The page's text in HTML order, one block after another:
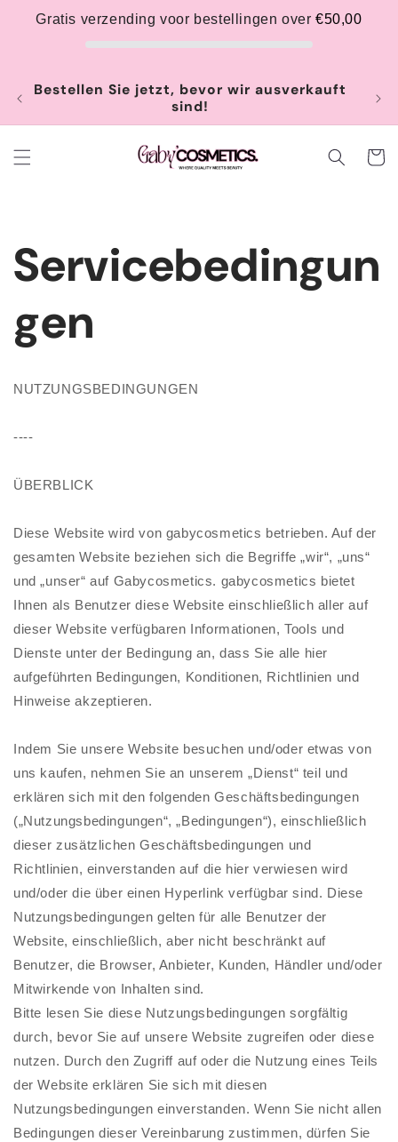
Gratis verzending voor bestellingen over €50,00
zum
Bestellen Sie jetzt, bevor wir ausverkauft
sind!
Servicebedingun
gen
NUTZUNGSBEDINGUNGEN
----
ÜBERBLICK
Diese Website wird von gabycosmetics betrieben. Auf der
gesamten Website beziehen sich die Begriffe „wir“, „uns“
und „unser“ auf Gabycosmetics. gabycosmetics bietet
Ihnen als Benutzer diese Website einschließlich aller auf
dieser Website verfügbaren Informationen, Tools und
Dienste unter der Bedingung an, dass Sie alle hier
aufgeführten Bedingungen, Konditionen, Richtlinien und
Hinweise akzeptieren.
Indem Sie unsere Website besuchen und/oder etwas von
uns kaufen, nehmen Sie an unserem „Dienst“ teil und
erklären sich mit den folgenden Geschäftsbedingungen
(„Nutzungsbedingungen“, „Bedingungen“), einschließlich
dieser zusätzlichen Geschäftsbedingungen und
Richtlinien, einverstanden auf die hier verwiesen wird
und/oder die über einen Hyperlink verfügbar sind. Diese
Nutzungsbedingungen gelten für alle Benutzer der
Website, einschließlich, aber nicht beschränkt auf
Benutzer, die Browser, Anbieter, Kunden, Händler und/oder
Mitwirkende von Inhalten sind.
Bitte lesen Sie diese Nutzungsbedingungen sorgfältig
durch, bevor Sie auf unsere Website zugreifen oder diese
nutzen. Durch den Zugriff auf oder die Nutzung eines Teils
der Website erklären Sie sich mit diesen
Nutzungsbedingungen einverstanden. Wenn Sie nicht allen
Bedingungen dieser Vereinbarung zustimmen, dürfen Sie